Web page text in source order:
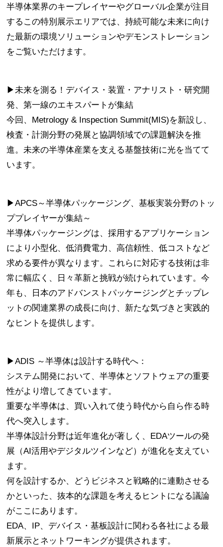
半導体業界のキープレイヤーやグローバル企業が注目
するこの特別展示エリアでは、持続可能な未来に向け
た最新の環境ソリューションやデモンストレーション
をご覧いただけます。
▶未来を測る！デバイス・装置・アナリスト・研究開
発、第一線のエキスパートが集結
今回、Metrology & Inspection Summit(MIS)を新設し、
検査・計測分野の発展と協調領域での課題解決を推
進。未来の半導体産業を支える基盤技術に光を当てて
います。
▶APCS～半導体パッケージング、基板実装分野のトッ
ププレイヤーが集結～
半導体パッケージングは、採用するアプリケーション
により小型化、低消費電力、高信頼性、低コストなど
求める要件が異なります。これらに対応する技術は非
常に幅広く、日々革新と挑戦が続けられています。今
年も、日本のアドバンストパッケージングとチップレ
ットの関連業界の成長に向け、新たな気づきと実践的
なヒントを提供します。
▶ADIS ～半導体は設計する時代へ：
システム開発において、半導体とソフトウェアの重要
性がより増してきています。
重要な半導体は、買い入れて使う時代から自ら作る時
代へ突入します。
半導体設計分野は近年進化が著しく、EDAツールの発
展（AI活用やデジタルツインなど）が進化を支えてい
ます。
何を設計するか、どうビジネスと戦略的に連動させる
かといった、抜本的な課題を考えるヒントになる議論
がここにあります。
EDA、IP、デバイス・基板設計に関わる各社による最
新展示とネットワーキングが提供されます。